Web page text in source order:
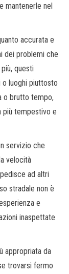
mantenerle nel
accurata e
dei problemi che
questi
luoghi piuttosto
o brutto tempo,
più tempestivo e
servizio che
velocità
ad altri
stradale non è
e
inaspettate
appropriata da
trovarsi fermo